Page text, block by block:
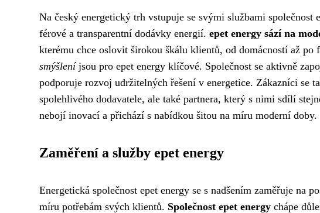
Na český energetický trh vstupuje se svými službami
férové a transparentní dodávky energií. epet energy sází na
kterému chce oslovit širokou škálu klientů, od domácností až po
smýšleníjsou pro epet energy klíčové. Společnost se aktivně
podporuje rozvoj udržitelných řešení v energetice. Zákazníci se
spolehlivého dodavatele, ale také partnera, který s nimi sdílí
nebojí inovací a přichází s nabídkou šitou na míru moderní doby.
Zaměření a služby epet energy
Energetická společnost epet energy se s nadšením zaměřuje na
míru potřebám svých klientů. Společnost epet energy chápe